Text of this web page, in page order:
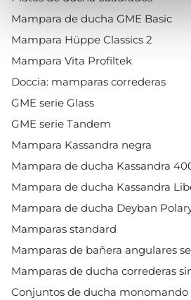
Mampara de ducha GME Basic
Mampara Hüppe Classics 2
Mampara Vita Profiltek
Doccia: mamparas correderas
GME serie Glass
GME serie Tandem
Mampara Kassandra negra
Mampara de ducha Kassandra
Mampara de ducha Kassandra
Mampara de ducha Deyban
Mamparas standard
Mamparas de bañera angulares
Mamparas de ducha correderas
Conjuntos de ducha monomando